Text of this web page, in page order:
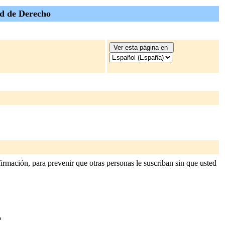
de Derecho
para prevenir que otras personas le suscriban sin que usted